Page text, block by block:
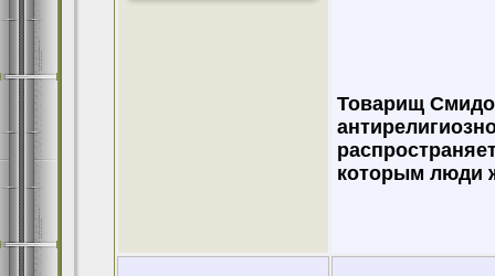
Товарищ
которым люди